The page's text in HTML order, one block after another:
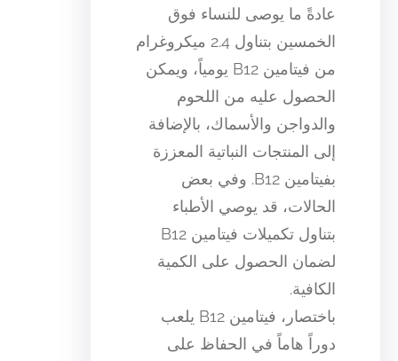
عادةً ما يوصى للنساء فوق
الخمسين بتناول 2.4 ميكروغرام
من فيتامين B12 يومياً، ويمكن
الحصول عليه من اللحوم
والدواجن والأسماك، بالإضافة
إلى المنتجات النباتية المعززة
بفيتامين B12. وفي بعض
الحالات، قد يوصي الأطباء
بتناول تكميلات فيتامين B12
لضمان الحصول على الكمية
الكافية.
باختصار، فيتامين B12 يلعب
دوراً هاماً في الحفاظ على